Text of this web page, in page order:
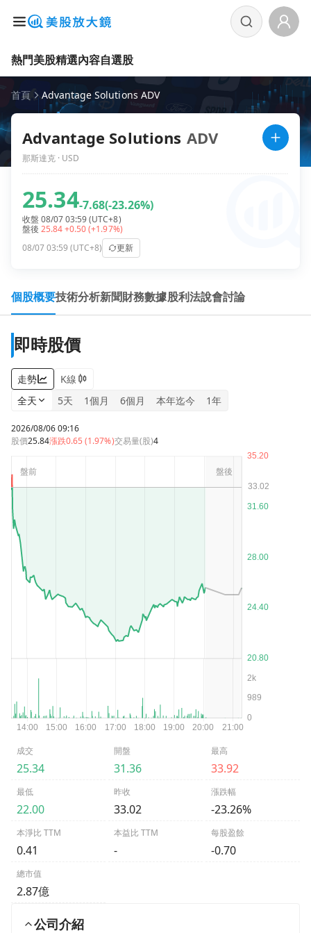
熱門美股精選內容自選股
首頁 Advantage Solutions ADV
Advantage Solutions ADV
那斯達克 · USD
25.34-7.68(-23.26%)
收盤 08/07 03:59 (UTC+8)
盤後25.84+0.50(+1.97%)
08/07 03:59 (UTC+8)
更新
個股概要技術分析新聞財務數據股利法說會討論
即時股價
走勢
K線
全天
5天 1個月 6個月 本年迄今 1年
2026/08/06 09:16
股價25.84漲跌0.65 (1.97%)交易量(股)4
成交
25.34
開盤
31.36
最高
33.92
最低
22.00
昨收
33.02
漲跌幅
-23.26%
本淨比 TTM
0.41
本益比 TTM
-
每股盈餘
-0.70
總市值
2.87億
公司介紹